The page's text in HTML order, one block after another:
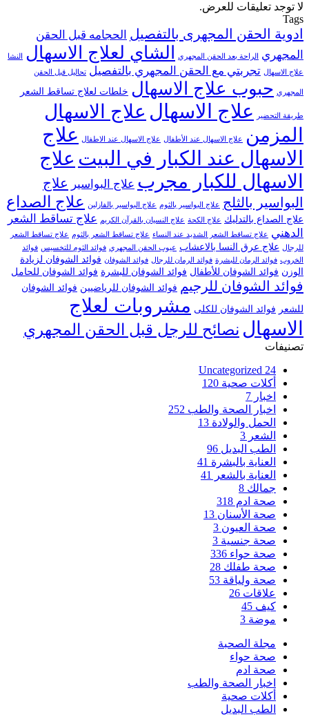
لا توجد تعليقات للعرض.
Tags
ادوية الحقن المجهرى بالتفصيل الحجامه قبل الحقن
المجهري
الراحة بعد الحقن المجهري الشاي لعلاج الاسهال النشا
علاج الاسهال تجربتي مع الحقن المجهري بالتفصيل تحاليل قبل الحقن
المجهري حبوب علاج الاسهال خلطات لعلاج تساقط الشعر
طريقة التحضير علاج الاسهال علاج الاسهال
المزمن
علاج الاسهال عند الأطفال علاج الاسهال عند الاطفال علاج
الاسهال عند الكبار في البيت علاج
الاسهال للكبار مجرب علاج البواسير علاج
البواسير بالثلج علاج البواسير بالثوم علاج البواسير بالفازلين علاج الصداع
علاج الصداع بالتدليك علاج الكحة علاج النسيان بالقرآن الكريم علاج تساقط الشعر
الدهني علاج تساقط الشعر الشديد عند النساء علاج تساقط الشعر بالثوم علاج تساقط الشعر
للرجال علاج عرق النسا بالاعشاب عيوب الحقن المجهري فوائد الثوم للتخسيس فوائد
الخروب فوائد الرمان للبشرة فوائد الرمان للرجال فوائد الشوفان فوائد الشوفان لزيادة
الوزن فوائد الشوفان للأطفال فوائد الشوفان للبشرة فوائد الشوفان للحامل
فوائد الشوفان للرجيم فوائد الشوفان للرياضيين فوائد الشوفان
للشعر فوائد الشوفان للكلى مشروبات لعلاج
الاسهال نصائح للرجل قبل الحقن المجهري
تصنيفات
Uncategorized 24
أكلات صحية 120
اخبار 7
اخبار الصحة والطب 252
الحمل والولادة 13
الشعر 3
الطب البديل 96
العناية بالبشرة 41
العناية بالشعر
41
جمالك 8
صحة ادم 318
صحة الأسنان 13
صحة العيون 3
صحة جنسية 3
صحة حواء 336
صحة طفلك 28
صحة ولياقة 53
علاقات 26
كيف 45
موضة 3
مجلة الصحبة
صحة حواء
صحة ادم
اخبار الصحة والطب
أكلات صحية
الطب البديل